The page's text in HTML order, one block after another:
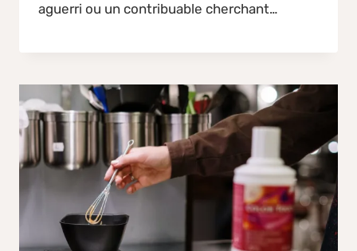
aguerri ou un contribuable cherchant…